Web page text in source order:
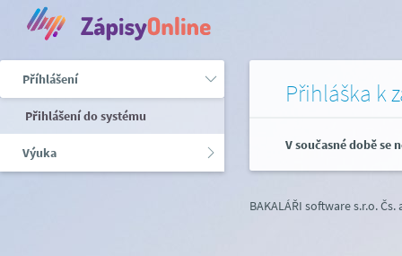
Příhlášení
Přihlášení do systému
Výuka
Přihláška k
V současné době se
BAKALÁŘI software s.r.o.Čs.